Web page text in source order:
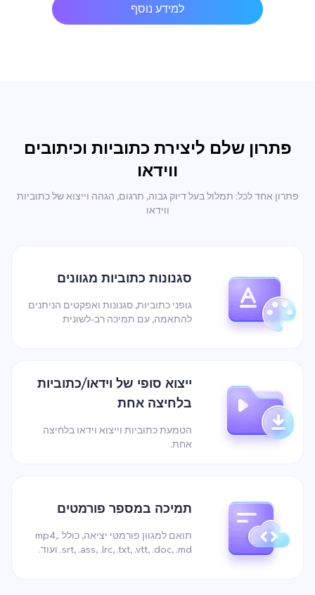
למידע נוסף
פתרון שלם ליצירת כתוביות וכיתובים
ווידאו
פתרון אחד לכל: תמלול בעל דיוק גבוה, תרגום, הגהה וייצוא של כתוביות
ווידאו
סגנונות כתוביות מגוונים
גופני כתוביות, סגנונות ואפקטים הניתנים
להתאמה, עם תמיכה רב-לשונית
ייצוא סופי של וידאו/כתוביות
בלחיצה אחת
הטמעת כתוביות וייצוא וידאו בלחיצה
אחת.
תמיכה במספר פורמטים
תואם למגוון פורמטי יציאה, כולל .mp4,
.srt, .ass, .lrc, .txt, .vtt, .doc, .md ועוד.